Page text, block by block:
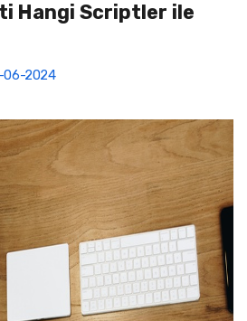
Hangi Scriptler ile
06-2024